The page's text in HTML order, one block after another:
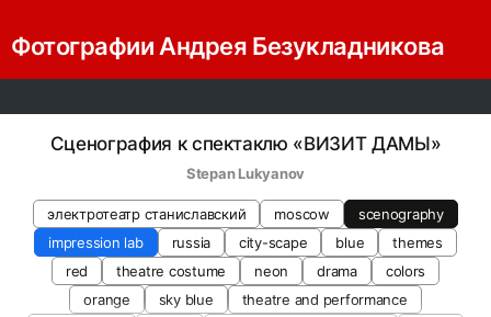
Фотографии Андрея Безукладникова
Сценография к спектаклю «ВИЗИТ ДАМЫ»
Stepan Lukyanov
электротеатр станиславский moscow
scenography
impression lab
russia city-scape blue
themes
red
theatre costume neon drama
colors
orange
sky blue
theatre and performance